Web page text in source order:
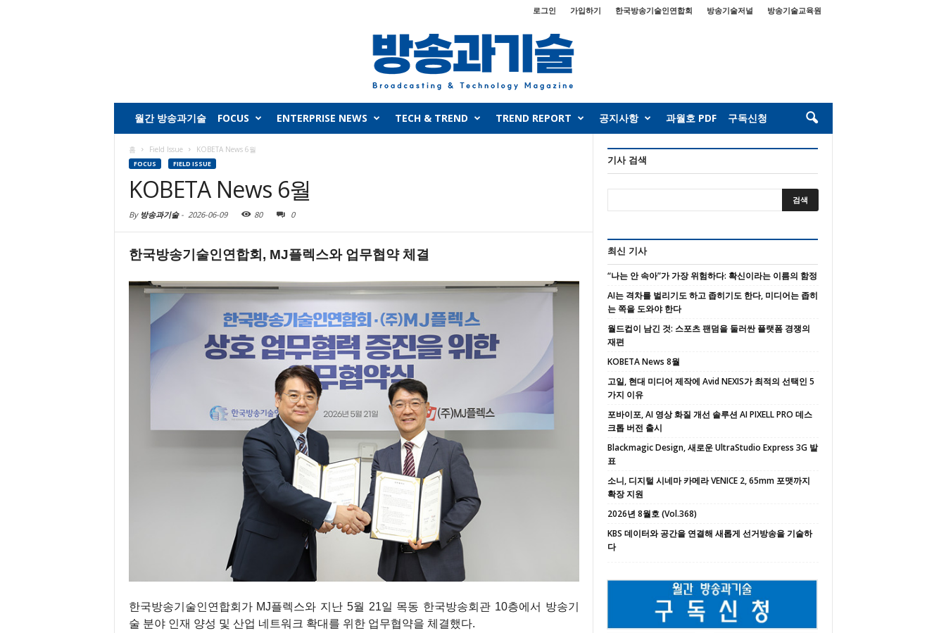
로그인 가입하기 한국방송기술인연합회 방송기술저널 방송기술교육원
월간 방송과기술 FOCUS ENTERPRISE NEWS TECH & TREND TREND REPORT 공지사항 과월호 PDF 구독신청
홈 Field Issue KOBETA News 6월
FOCUS FIELD ISSUE
KOBETA News 6월
By 방송과기술- 2026-06-09 80 0
한국방송기술인연합회, MJ플렉스와 업무협약 체결
한국방송기술인연합회가 MJ플렉스와 지난 5월 21일 목동 한국방송회관 10층에서 방송기
술 분야 인재 양성 및 산업 네트워크 확대를 위한 업무협약을 체결했다.
기사 검색
최신 기사
“나는 안 속아”가 가장 위험하다: 확신이라는 이름의 함정
AI는 격차를 벌리기도 하고 좁히기도 한다, 미디어는 좁히
는 쪽을 도와야 한다
월드컵이 남긴 것: 스포츠 팬덤을 둘러싼 플랫폼 경쟁의
재편
KOBETA News 8월
고일, 현대 미디어 제작에 Avid NEXIS가 최적의 선택인 5
가지 이유
포바이포, AI 영상 화질 개선 솔루션 AI PIXELL PRO 데스
크톱 버전 출시
Blackmagic Design, 새로운 UltraStudio Express 3G 발
표
소니, 디지털 시네마 카메라 VENICE 2, 65mm 포맷까지
확장 지원
2026년 8월호 (Vol.368)
KBS 데이터와 공간을 연결해 새롭게 선거방송을 기술하
다